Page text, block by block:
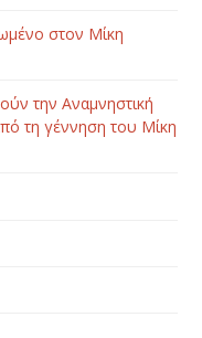
στον Μίκη
την Αναμνηστική
τη γέννηση του Μίκη